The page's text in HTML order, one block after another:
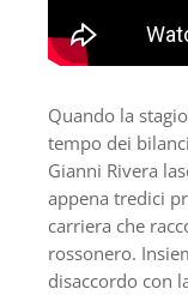
Quando la
tempo dei
Gianni Rivera
appena tredici
carriera che
rossonero.
disaccordo con